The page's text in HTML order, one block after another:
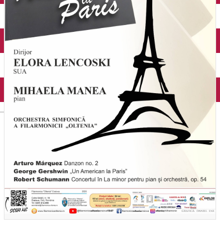
Închirieri auto
Închirieri biciclete
Încărcare vehicule electrice